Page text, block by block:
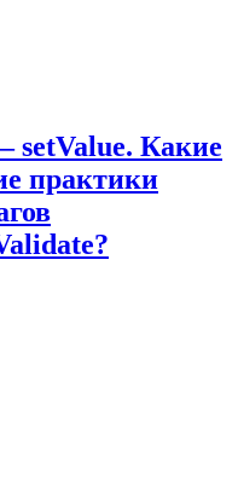
setValue. Какие
практики